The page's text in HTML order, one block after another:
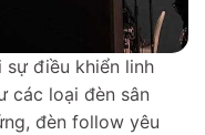
điều khiển linh
các loại đèn sân
đèn follow yêu